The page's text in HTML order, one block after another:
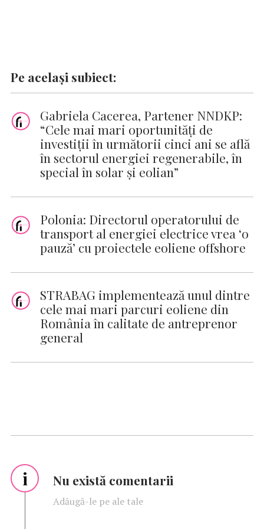
Pe același subiect:
Gabriela Cacerea, Partener NNDKP:
“Cele mai mari oportunități de
investiții în următorii cinci ani se află
în sectorul energiei regenerabile, în
special în solar și eolian”
Polonia: Directorul operatorului de
transport al energiei electrice vrea ‘o
pauză’ cu proiectele eoliene offshore
STRABAG implementează unul dintre
cele mai mari parcuri eoliene din
România în calitate de antreprenor
general
i Nu există comentarii
Adăugă-le pe ale tale